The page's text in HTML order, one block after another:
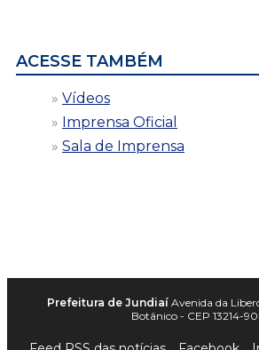
ACESSE TAMBÉM
Vídeos
Imprensa Oficial
Sala de Imprensa
Prefeitura de Jundiaí Avenida da
Botânico - CEP 13214-